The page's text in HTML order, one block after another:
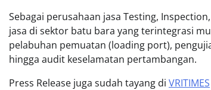
Sebagai perusahaan jasa Testing,
jasa di sektor batu bara yang terintegrasi
pelabuhan pemuatan (loading port),
hingga audit keselamatan pertambangan.
Press Release juga sudah tayang di VRITIMES